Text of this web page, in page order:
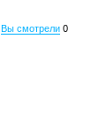
Вы смотрели 0